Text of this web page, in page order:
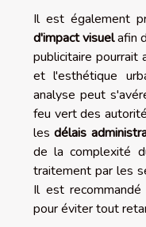
Il est également
d'impact visuelafin
publicitaire pourrait
et l'esthétique
analyse peut
feu vert des
lesdélais
de la complexité
traitement par les
Il est
pour éviter tout